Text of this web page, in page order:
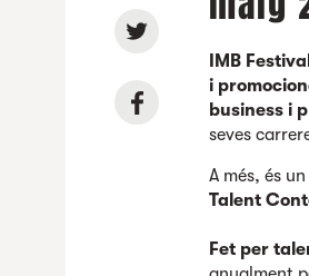
IMB Festival
i
business i
seves
A més, és
Talent
Fet per